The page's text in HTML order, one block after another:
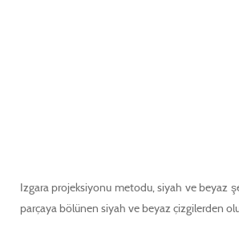
Izgara projeksiyonu metodu, siyah ve beyaz
parçaya bölünen siyah ve beyaz çizgilerden